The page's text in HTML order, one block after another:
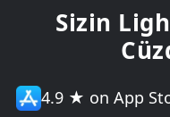
Sizin
4.9 ★ on App